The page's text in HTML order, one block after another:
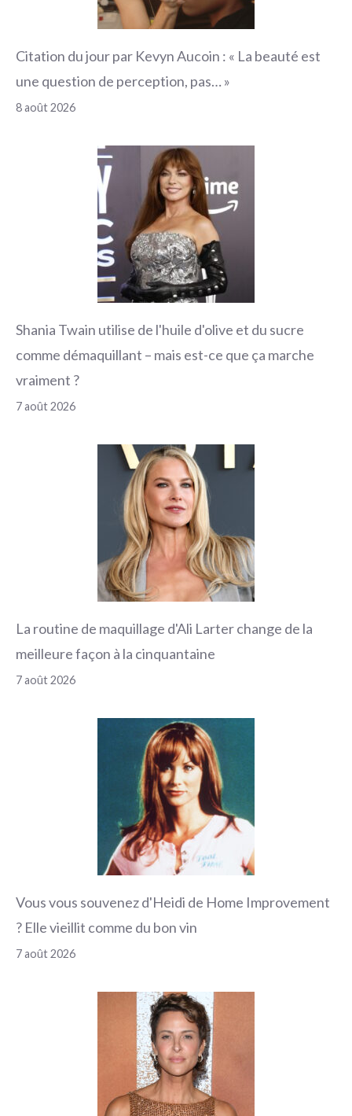
Citation du jour par Kevyn Aucoin : « La beauté est
une question de perception, pas… »
8 août 2026
Shania Twain utilise de l'huile d'olive et du sucre
comme démaquillant – mais est-ce que ça marche
vraiment ?
7 août 2026
La routine de maquillage d'Ali Larter change de la
meilleure façon à la cinquantaine
7 août 2026
Vous vous souvenez d'Heidi de Home Improvement
? Elle vieillit comme du bon vin
7 août 2026